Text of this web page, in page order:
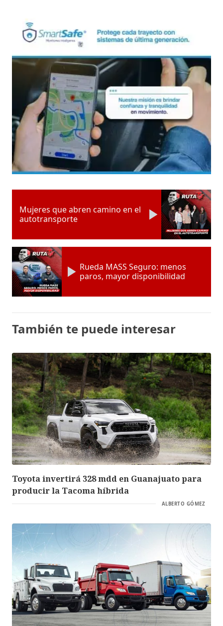
Mujeres que abren camino en el
autotransporte
Rueda MASS Seguro: menos
paros, mayor disponibilidad
También te puede interesar
Toyota invertirá 328 mdd en Guanajuato para
producir la Tacoma híbrida
ALBERTO GÓMEZ